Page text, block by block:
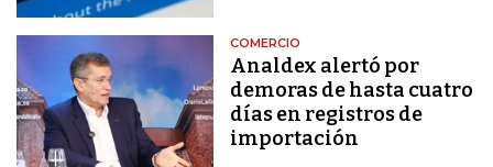
COMERCIO
Analdex alertó por
demoras de hasta cuatro
días en registros de
importación